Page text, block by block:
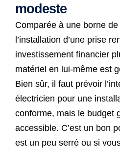
modeste
Comparée à une borne
l’installation d’une prise
investissement financier
matériel en lui-même est
Bien sûr, il faut prévoir
électricien pour une
conforme, mais le budget
accessible. C’est un bon
est un peu serré ou si